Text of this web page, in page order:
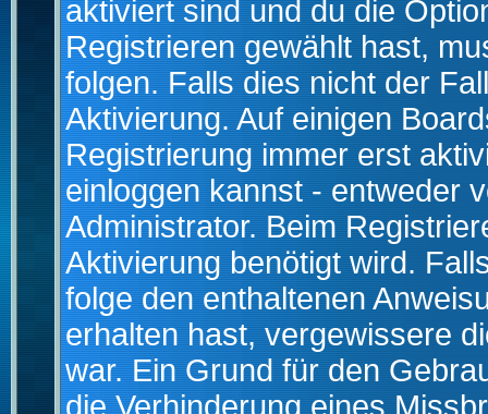
aktiviert sind und du die
Registrieren gewählt hast,
folgen. Falls dies nicht der
Aktivierung. Auf einigen
Registrierung immer erst
einloggen kannst - entweder
Administrator. Beim
Aktivierung benötigt wird.
folge den enthaltenen
erhalten hast, vergewissere
war. Ein Grund für den
die Verhinderung eines